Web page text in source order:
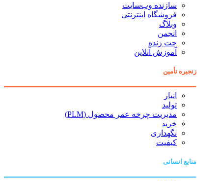
سازنده وب‌سایت
فروشگاه اینترنتی
وبلاگ
انجمن
چت زنده
آموزش آنلاین
زنجیره تأمین
انبار
تولید
مدیریت چرخه عمر محصول (PLM)
خرید
نگهداری
کیفیت
منابع انسانی